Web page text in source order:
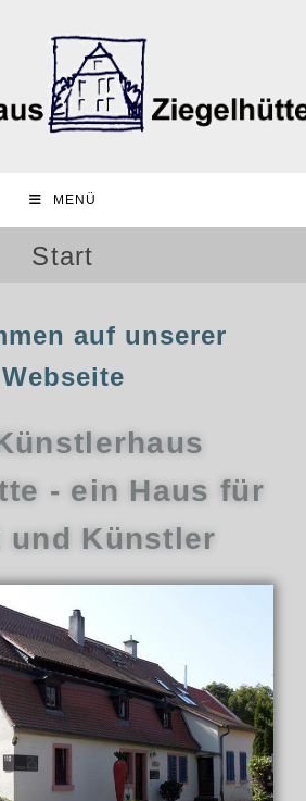
MENÜ
Start
auf unserer
Webseite
- ein Haus für
und Künstler